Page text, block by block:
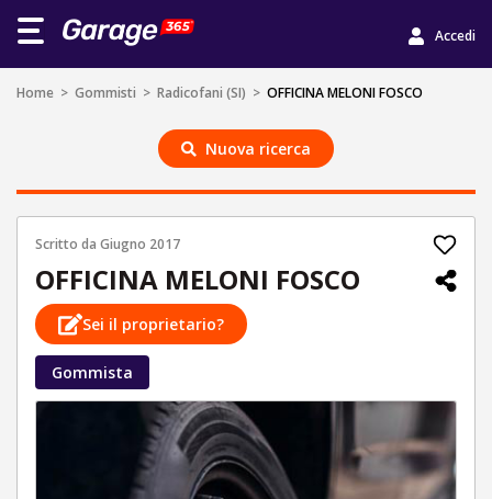
Accedi
Home > Gommisti > Radicofani (SI) > OFFICINA MELONI FOSCO
Nuova ricerca
Scritto da Giugno 2017
OFFICINA MELONI FOSCO
Sei il proprietario?
Gommista